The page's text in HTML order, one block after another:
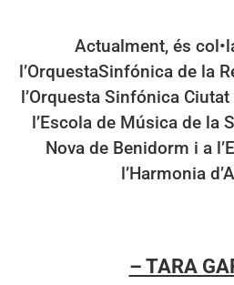
Actualment, és
l’OrquestaSinfónica de la
l’Orquesta Sinfónica
l’Escola de Música de la
Nova de Benidorm i a
l’Harmonia
– TARA